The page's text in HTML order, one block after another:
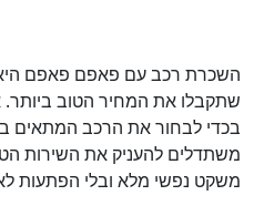
השכרת רכב עם פאפם פאפם
שתקבלו את המחיר הטוב ביותר.
בכדי לבחור את הרכב המתאים
משתדלים להעניק את השירות
משקט נפשי מלא ובלי הפתעות